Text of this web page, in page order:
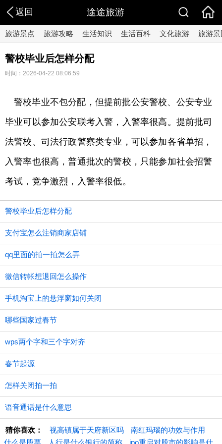
返回 途途旅游
旅游景点 旅游攻略 生活知识 生活百科 文化旅游 旅游景
警校毕业后怎样分配
时间：2026-04-22 08:06:59
警校毕业不包分配，但提前批公安警校、公安专业
毕业可以参加公安联考入警，入警率很高。提前批司
法警校、司法行政警察类专业，可以参加各省单招，
入警率也很高，普通批次的警校，只能参加社会招警
考试，竞争激烈，入警率很低。
警校毕业后怎样分配
支付宝怎么注销商家店铺
qq里面的拍一拍怎么弄
微信转帐想退回怎么操作
手机淘宝上的悬浮窗如何关闭
哪些国家过春节
wps两个字和三个字对齐
春节起源
怎样关闭拍一拍
语音通话是什么意思
猜你喜欢： 视高镇属于天府新区吗
南红玛瑙的功效与作用
什么是股票
人行是什么银行的简称 ipo重启对股市的影响是什